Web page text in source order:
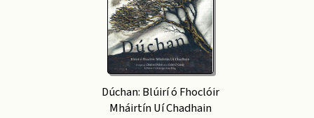
Dúchan: Blúirí ó Fhoclóir
Mháirtín Uí Chadhain